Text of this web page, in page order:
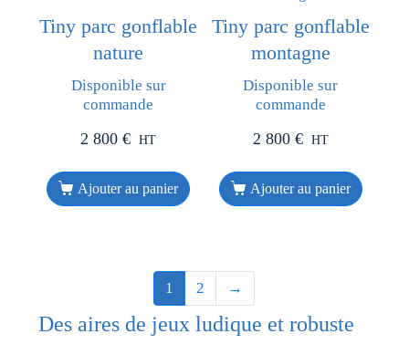
Tiny parc gonflable
nature
Disponible sur
commande
2 800€ HT
Ajouter au panier
Tiny parc gonflable
montagne
Disponible sur
commande
2 800 € HT
Ajouter au panier
1 2 →
Des aires de jeux ludique et robuste